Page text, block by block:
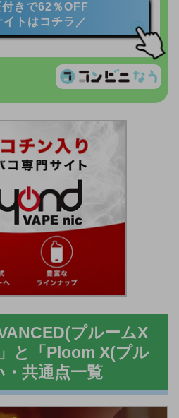
きで62％OFF
イトはコチラ／
プルームX
と「Ploom X(プル
共通点一覧